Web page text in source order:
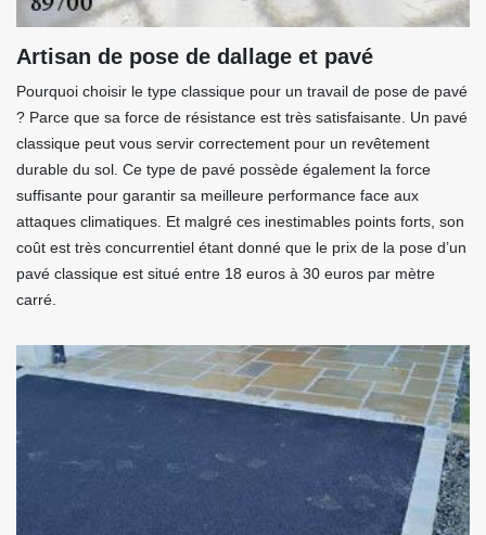
Artisan de pose de dallage et pavé
Pourquoi choisir le type classique pour un travail de pose de pavé
? Parce que sa force de résistance est très satisfaisante. Un pavé
classique peut vous servir correctement pour un revêtement
durable du sol. Ce type de pavé possède également la force
suffisante pour garantir sa meilleure performance face aux
attaques climatiques. Et malgré ces inestimables points forts, son
coût est très concurrentiel étant donné que le prix de la pose d’un
pavé classique est situé entre 18 euros à 30 euros par mètre
carré.